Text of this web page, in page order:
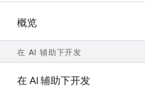
概览
在 AI 辅助下开发
在 AI 辅助下开发